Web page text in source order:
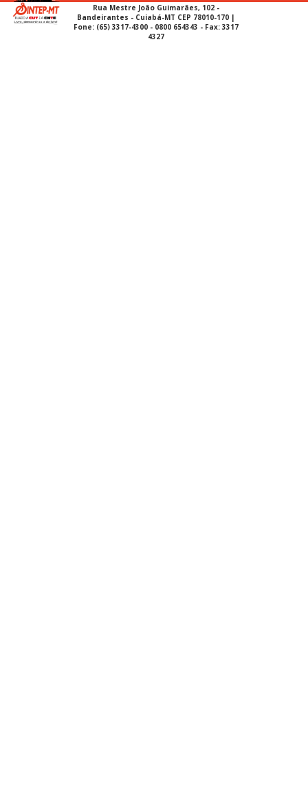
Rua Mestre João Guimarães, 102 -
Bandeirantes - Cuiabá-MT CEP 78010-170 |
Fone: (65) 3317-4300 - 0800 654343 - Fax: 3317
4327